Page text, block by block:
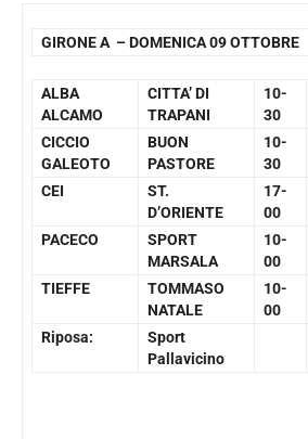
GIRONE A – DOMENICA 09 OTTOBRE
ALBA
ALCAMO
CITTA’ DI
TRAPANI
10-
30
CICCIO
GALEOTO
BUON
PASTORE
10-
30
CEI
ST.
D’ORIENTE
17-
00
PACECO
SPORT
MARSALA
10-
00
TIEFFE
TOMMASO
NATALE
10-
00
Riposa:
Sport
Pallavicino